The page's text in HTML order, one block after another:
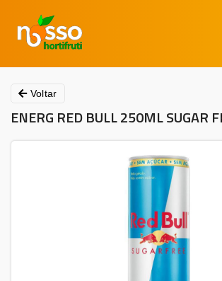
Voltar
ENERG RED BULL 250ML SUGAR